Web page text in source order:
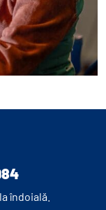
îndoială.